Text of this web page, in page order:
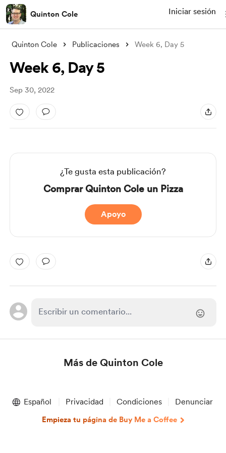
Quinton Cole Iniciar sesión
Quinton Cole Publicaciones Week 6, Day 5
Week 6, Day 5
Sep 30, 2022
¿Te gusta esta publicación?
Comprar Quinton Cole un Pizza
Apoyo
Más de Quinton Cole
of
Español Privacidad Condiciones Denunciar
Empieza tu página de Buy Me a Coffee